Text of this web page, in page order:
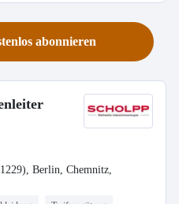
abonnieren
Berlin, Chemnitz,